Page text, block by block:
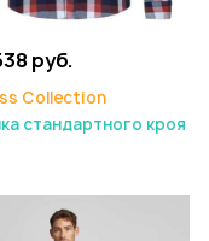
руб.
Collection
стандартного кроя